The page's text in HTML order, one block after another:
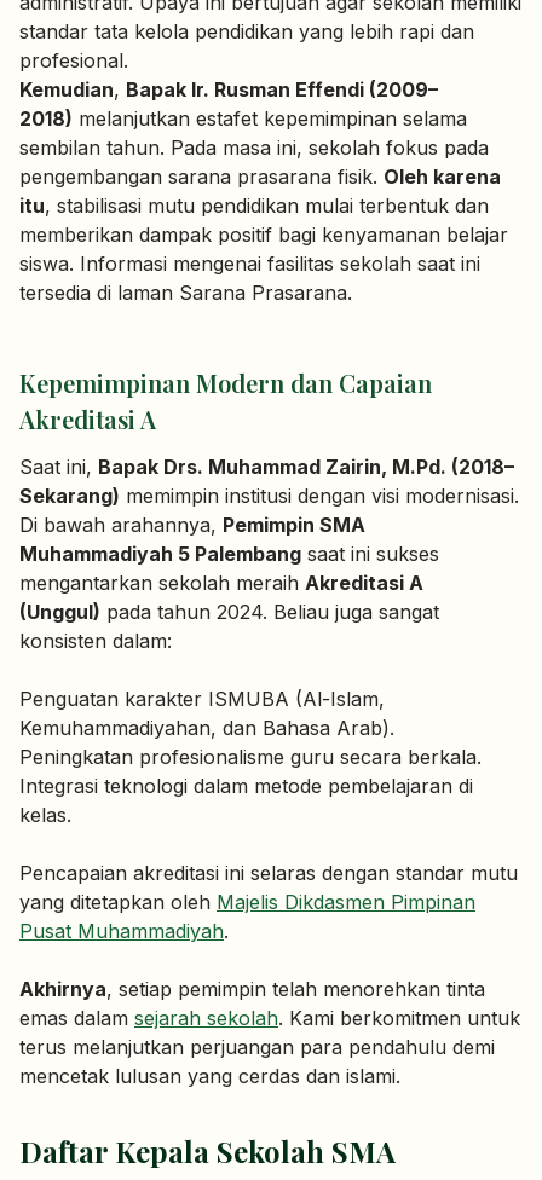
standar tata kelola pendidikan yang lebih rapi dan
profesional.
Kemudian, Bapak Ir. Rusman Effendi (2009–
2018) melanjutkan estafet kepemimpinan selama
sembilan tahun. Pada masa ini, sekolah fokus pada
pengembangan sarana prasarana fisik. Oleh karena
itu, stabilisasi mutu pendidikan mulai terbentuk dan
memberikan dampak positif bagi kenyamanan belajar
siswa. Informasi mengenai fasilitas sekolah saat ini
tersedia di laman Sarana Prasarana.
Kepemimpinan Modern dan Capaian
Akreditasi A
Saat ini, Bapak Drs. Muhammad Zairin, M.Pd. (2018–
Sekarang) memimpin institusi dengan visi modernisasi.
Di bawah arahannya, Pemimpin SMA
Muhammadiyah 5 Palembang saat ini sukses
mengantarkan sekolah meraih Akreditasi A
(Unggul) pada tahun 2024. Beliau juga sangat
konsisten dalam:
Penguatan karakter ISMUBA (Al-Islam,
Kemuhammadiyahan, dan Bahasa Arab).
Peningkatan profesionalisme guru secara berkala.
Integrasi teknologi dalam metode pembelajaran di
kelas.
Pencapaian akreditasi ini selaras dengan standar mutu
yang ditetapkan oleh Majelis Dikdasmen Pimpinan
Pusat Muhammadiyah.
Akhirnya, setiap pemimpin telah menorehkan tinta
emas dalam sejarah sekolah. Kami berkomitmen untuk
terus melanjutkan perjuangan para pendahulu demi
mencetak lulusan yang cerdas dan islami.
Daftar Kepala Sekolah SMA